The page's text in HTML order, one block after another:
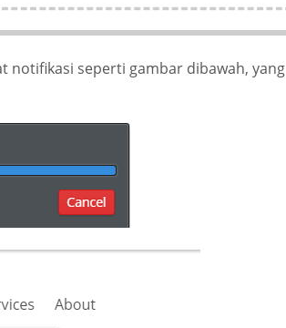
notifikasi seperti gambar dibawah, yang